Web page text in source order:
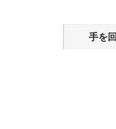
手を